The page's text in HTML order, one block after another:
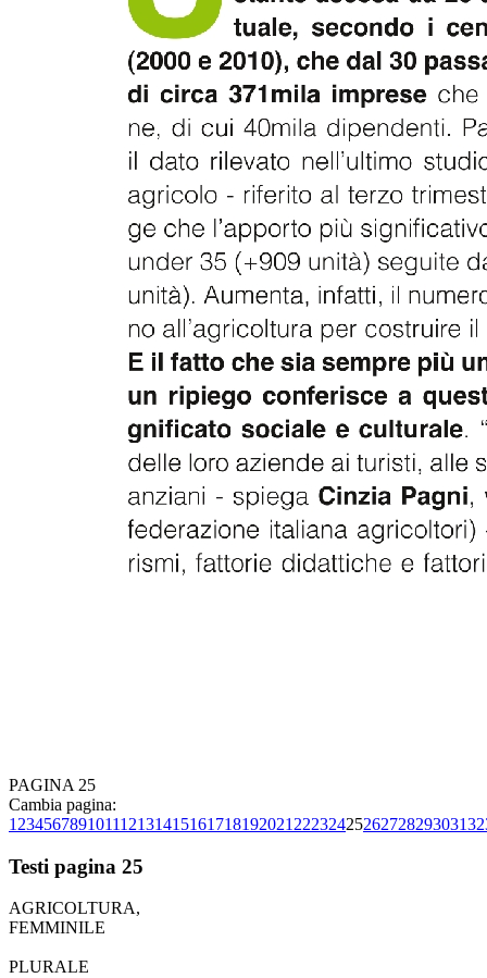
PAGINA 25
Cambia pagina:
1 23456789101112131415161718192021 2223242526272829303132
Testi pagina 25
AGRICOLTURA,
FEMMINILE
PLURALE